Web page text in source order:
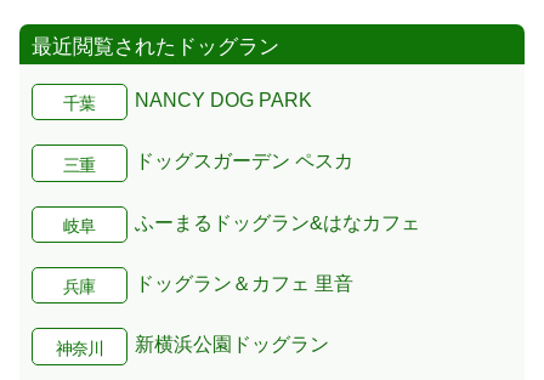
最近閲覧されたドッグラン
千葉 NANCY DOG PARK
三重 ドッグスガーデン ペスカ
岐阜 ふーまるドッグラン&はなカフェ
兵庫 ドッグラン＆カフェ 里音
神奈川 新横浜公園ドッグラン